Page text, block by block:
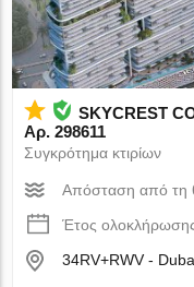
SKYCREST
Αρ. 298611
Συγκρότημα κτιρίων
Απόσταση από
Έτος
34RV+RWV -